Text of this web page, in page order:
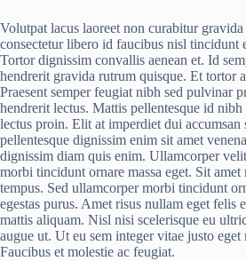
Volutpat lacus laoreet non curabitur
consectetur libero id faucibus nisl tincidunt
Tortor dignissim convallis aenean et. Id
hendrerit gravida rutrum quisque. Et tortor
Praesent semper feugiat nibh sed pulvinar
hendrerit lectus. Mattis pellentesque id
lectus proin. Elit at imperdiet dui accumsan
pellentesque dignissim enim sit amet
dignissim diam quis enim. Ullamcorper
morbi tincidunt ornare massa eget. Sit
tempus. Sed ullamcorper morbi tincidunt
egestas purus. Amet risus nullam eget felis
mattis aliquam. Nisl nisi scelerisque eu
augue ut. Ut eu sem integer vitae justo eget
Faucibus et molestie ac feugiat.